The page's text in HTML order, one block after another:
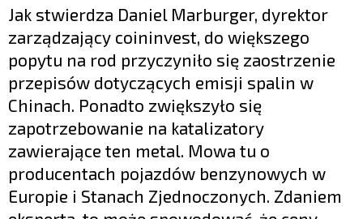
Jak stwierdza Daniel Marburger, dyrektor
zarządzający coininvest, do większego
popytu na rod przyczyniło się zaostrzenie
przepisów dotyczących emisji spalin w
Chinach. Ponadto zwiększyło się
zapotrzebowanie na katalizatory
zawierające ten metal. Mowa tu o
producentach pojazdów benzynowych w
Europie i Stanach Zjednoczonych. Zdaniem